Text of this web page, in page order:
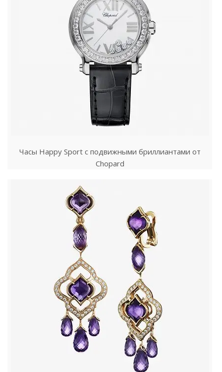
Часы Happy Sport с подвижными бриллиантами от
Chopard